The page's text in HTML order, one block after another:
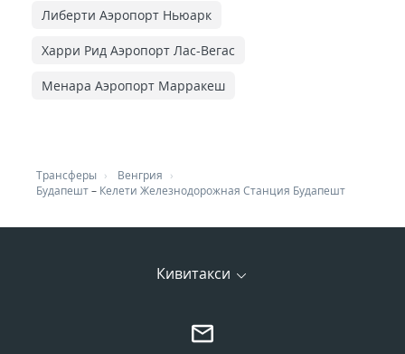
Либерти Аэропорт Ньюарк
Харри Рид Аэропорт Лас-Вегас
Менара Аэропорт Марракеш
Трансферы
Венгрия
Будапешт– Келети Железнодорожная Cтанция Будапешт
Кивитакси